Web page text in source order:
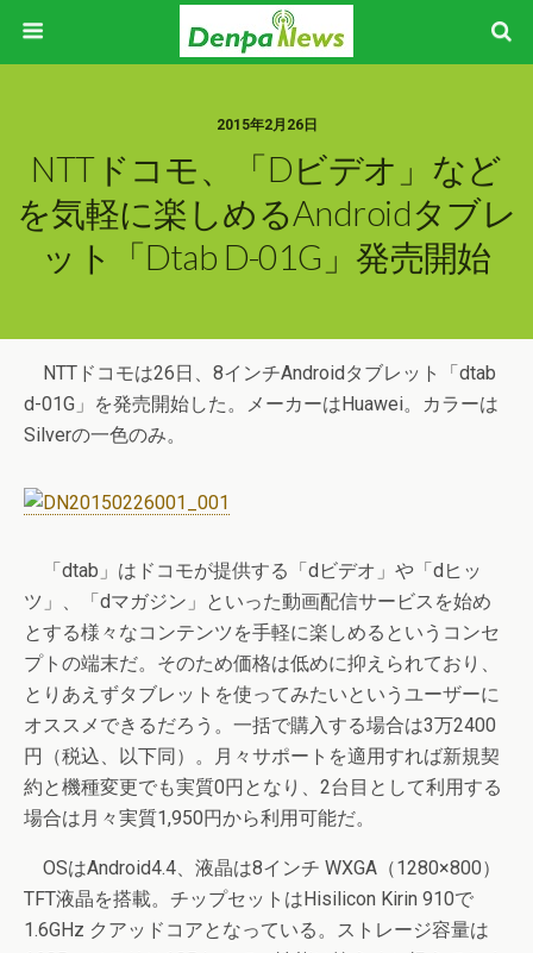
2015年2月26日
NTTドコモ、「dビデオ」など
を気軽に楽しめるAndroidタブレ
ット「dtab D-01G」発売開始
NTTドコモは26日、8インチAndroidタブレット「dtab
d-01G」を発売開始した。メーカーはHuawei。カラーは
Silverの一色のみ。
「dtab」はドコモが提供する「dビデオ」や「dヒッ
ツ」、「dマガジン」といった動画配信サービスを始め
とする様々なコンテンツを手軽に楽しめるというコンセ
プトの端末だ。そのため価格は低めに抑えられており、
とりあえずタブレットを使ってみたいというユーザーに
オススメできるだろう。一括で購入する場合は3万2400
円（税込、以下同）。月々サポートを適用すれば新規契
約と機種変更でも実質0円となり、2台目として利用する
場合は月々実質1,950円から利用可能だ。
OSはAndroid4.4、液晶は8インチ WXGA（1280×800）
TFT液晶を搭載。チップセットはHisilicon Kirin 910で
1.6GHz クアッドコアとなっている。ストレージ容量は